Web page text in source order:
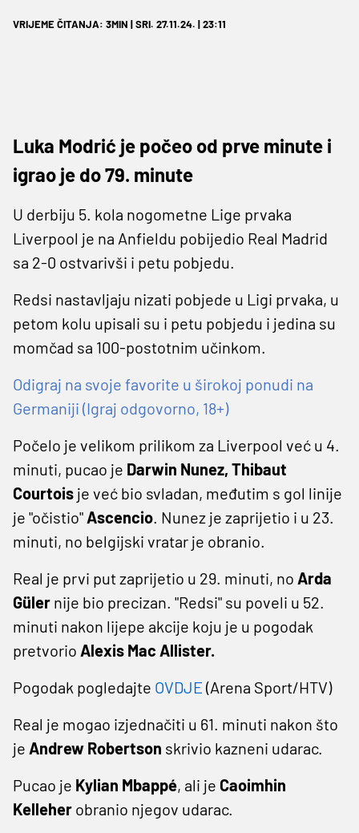
VRIJEME ČITANJA: 3MIN | SRI. 27.11.24. | 23:11
Luka Modrić je počeo od prve minute i
igrao je do 79. minute
U derbiju 5. kola nogometne Lige prvaka
Liverpool je na Anfieldu pobijedio Real Madrid
sa 2-0 ostvarivši i petu pobjedu.
Redsi nastavljaju nizati pobjede u Ligi prvaka, u
petom kolu upisali su i petu pobjedu i jedina su
momčad sa 100-postotnim učinkom.
Odigraj na svoje favorite u širokoj ponudi na
Germaniji (Igraj odgovorno, 18+)
Počelo je velikom prilikom za Liverpool već u 4.
minuti, pucao je Darwin Nunez, Thibaut
Courtois je već bio svladan, međutim s gol linije
je "očistio" Ascencio. Nunez je zaprijetio i u 23.
minuti, no belgijski vratar je obranio.
Real je prvi put zaprijetio u 29. minuti, no Arda
Güler nije bio precizan. "Redsi" su poveli u 52.
minuti nakon lijepe akcije koju je u pogodak
pretvorio Alexis Mac Allister.
Pogodak pogledajte OVDJE (Arena Sport/HTV)
Real je mogao izjednačiti u 61. minuti nakon što
je Andrew Robertson skrivio kazneni udarac.
Pucao je Kylian Mbappé, ali je Caoimhin
Kelleher obranio njegov udarac.